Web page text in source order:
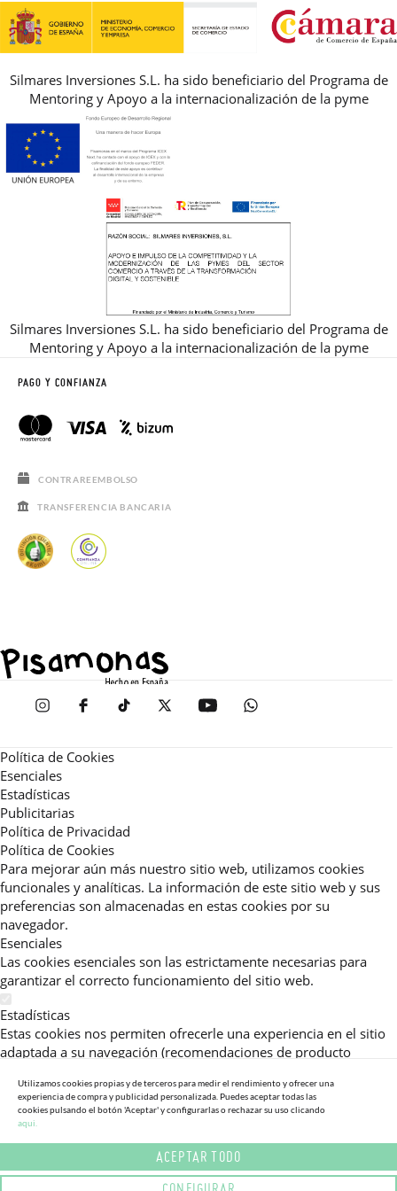
REBAJAS
Silmares Inversiones S.L. ha sido beneficiario del Programa de
Mentoring y Apoyo a la internacionalización de la pyme
Silmares Inversiones S.L. ha sido beneficiario del Programa de
Mentoring y Apoyo a la internacionalización de la pyme
PAGO Y CONFIANZA
CONTRAREEMBOLSO
TRANSFERENCIA BANCARIA
Política de Cookies
Esenciales
Estadísticas
Publicitarias
Política de Privacidad
Política de Cookies
Para mejorar aún más nuestro sitio web, utilizamos cookies
funcionales y analíticas. La información de este sitio web y sus
preferencias son almacenadas en estas cookies por su
navegador.
Esenciales
Las cookies esenciales son las estrictamente necesarias para
garantizar el correcto funcionamiento del sitio web.
Estadísticas
Estas cookies nos permiten ofrecerle una experiencia en el sitio
adaptada a su navegación (recomendaciones de producto
consultadas, etc).Al activar esta cookie, nos ayuda a mejorar aún
más su experiencia.
Publicitarias
Estas cookies permiten a nuestros socios publicitarios enviarle
mensajes específicos y personalizados.
Utilizamos cookies propias y de terceros para medir el rendimiento y ofrecer una
experiencia de compra y publicidad personalizada. Puedes aceptar todas las
cookies pulsando el botón 'Aceptar' y configurarlas o rechazar su uso clicando
aqui.
ACEPTAR TODO